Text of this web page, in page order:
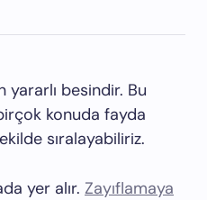
yararlı besindir. Bu
konuda fayda
sıralayabiliriz.
yer alır. Zayıflamaya